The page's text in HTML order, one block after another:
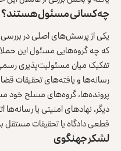
چه‌کسانی مسئول هستند؟
یکی از پرسش‌های اصلی در
که چه گروه‌هایی مسئول این
تفکیک میان مسئولیت‌پذیری
رسانه‌ها و یافته‌های تحقیقات
پرونده‌ها، گروه‌های مسلح خود
دیگر، نهادهای امنیتی یا رسانه‌ها
قطعی دادگاه یا تحقیقات مستقل
لشکر جهنگوی